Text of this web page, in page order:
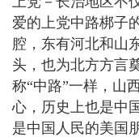
爱的上党中路梆子
腔，东有河北和山
头，也为北方方言
称“中路”一样，山
心，历史上也是中
是中国人民的美国